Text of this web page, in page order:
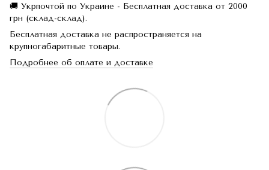
🚚 Укрпочтой по Украине - Бесплатная доставка от 2000
грн (склад-склад).
Бесплатная доставка не распространяется на
крупногабаритные товары.
Подробнее об оплате и доставке